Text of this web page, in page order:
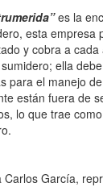
es la
esta empresa
y cobra a
ella
para el manejo
están fuera de
lo que trae
Carlos García,